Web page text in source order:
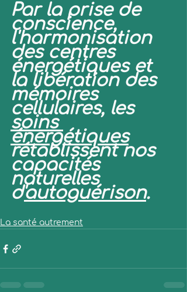
Par la prise de
conscience,
l'harmonisation
des centres
énergétiques et
la libération des
mémoires
cellulaires, les
soins
énergétiques
rétablissent nos
capacités
naturelles
d'autoguérison.
La santé autrement